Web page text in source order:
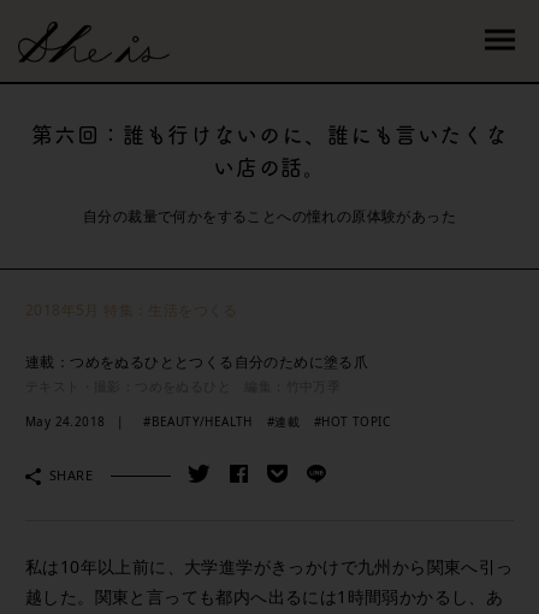
第六回：誰も行けないのに、誰にも言いたくな
い店の話。
自分の裁量で何かをすることへの憧れの原体験があった
2018年5月 特集：生活をつくる
連載：つめをぬるひととつくる自分のために塗る爪
May 24.2018 #BEAUTY/HEALTH #連載 #HOT TOPIC
SHARE
私は10年以上前に、大学進学がきっかけで九州から関東へ引っ
越した。関東と言っても都内へ出るには1時間弱かかるし、あ